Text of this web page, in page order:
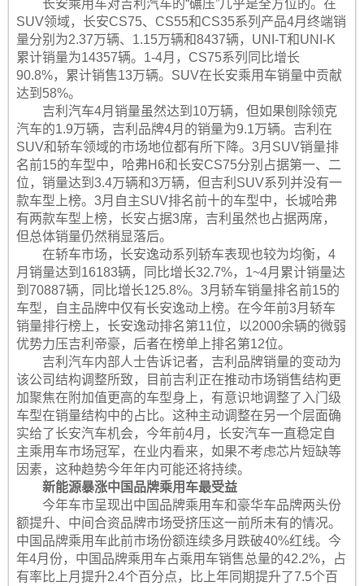
长安乘用车对吉利汽车的“碾压”几乎是全方位的。在
SUV领域，长安CS75、CS55和CS35系列产品4月终端销
量分别为2.37万辆、1.15万辆和8437辆，UNI-T和UNI-K
累计销量为14357辆。1-4月，CS75系列同比增长
90.8%，累计销售13万辆。SUV在长安乘用车销量中贡献
达到58%。
吉利汽车4月销量虽然达到10万辆，但如果刨除领克
汽车的1.9万辆，吉利品牌4月的销量为9.1万辆。吉利在
SUV和轿车领域的市场地位都有所下降。3月SUV销量排
名前15的车型中，哈弗H6和长安CS75分别占据第一、二
位，销量达到3.4万辆和3万辆，但吉利SUV系列并没有一
款车型上榜。3月自主SUV排名前十的车型中，长城哈弗
有两款车型上榜，长安占据3席，吉利虽然也占据两席，
但总体销量仍然稍显落后。
在轿车市场，长安逸动系列轿车表现也较为均衡，4
月销量达到16183辆，同比增长32.7%，1~4月累计销量达
到70887辆，同比增长125.8%。3月轿车销量排名前15的
车型，自主品牌中仅有长安逸动上榜。在今年前3月轿车
销量排行榜上，长安逸动排名第11位，以2000余辆的微弱
优势力压吉利帝豪，后者在榜单上排名第12位。
吉利汽车内部人士告诉记者，吉利品牌销量的变动为
该公司结构调整所致，目前吉利正在推动市场销售结构更
加聚焦在附加值更高的车型身上，有意识地调整了入门级
车型在销量结构中的占比。这种主动调整在另一个层面确
实给了长安汽车机会，今年前4月，长安汽车一直稳定自
主乘用车市场冠军，在业内看来，如果不考虑芯片短缺等
因素，这种趋势今年年内可能还将持续。
新能源暴涨中国品牌乘用车最受益
今年车市呈现出中国品牌乘用车和豪华车品牌两头份
额提升、中间合资品牌市场受挤压这一前所未有的情况。
中国品牌乘用车此前市场份额连续多月跌破40%红线。今
年4月份，中国品牌乘用车占乘用车销售总量的42.2%，占
有率比上月提升2.4个百分点，比上年同期提升了7.5个百